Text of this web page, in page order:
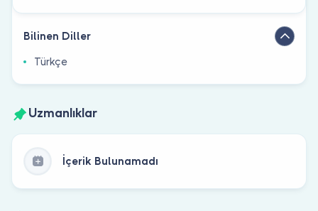
Bilinen Diller
Türkçe
Uzmanlıklar
İçerik Bulunamadı